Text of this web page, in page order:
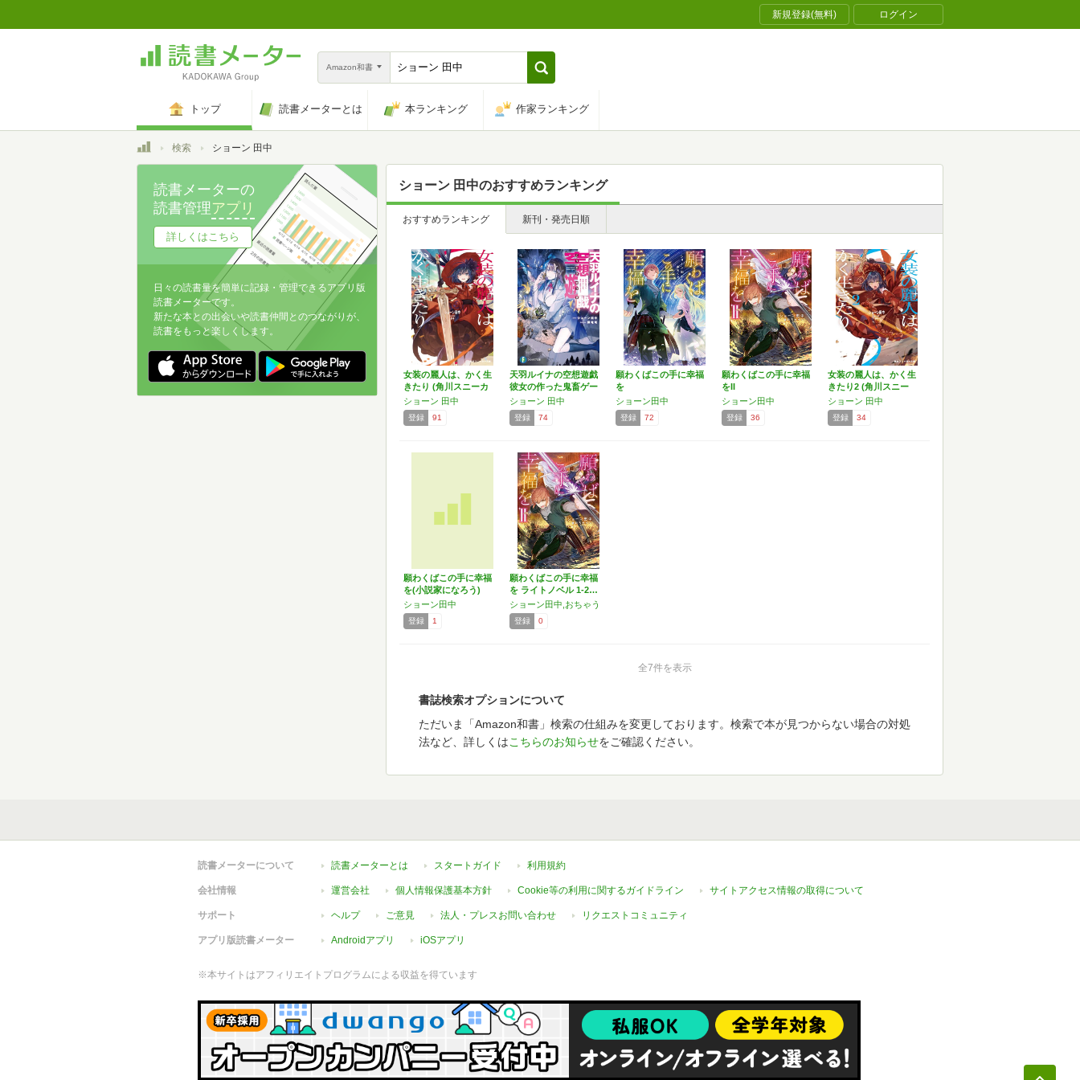
新規登録(無料) ログイン
Amazon和書
トップ 読書メーターとは 本ランキング 作家ランキング
トップ検索 ショーン 田中
ショーン 田中のおすすめランキング
おすすめランキング 新刊・発売日順
女装の麗人は、かく生
きたり (角川スニーカ
ー…
ショーン 田中
登録 91
天羽ルイナの空想遊戯
彼女の作った鬼畜ゲー
ム…
ショーン 田中
登録 74
願わくばこの手に幸福
を
ショーン田中
登録 72
願わくばこの手に幸福
をII
ショーン田中
登録 36
女装の麗人は、かく生
きたり2 (角川スニー
カ…
ショーン 田中
登録 34
願わくばこの手に幸福
を(小説家になろう)
ショーン田中
登録 1
願わくばこの手に幸福
を ライトノベル 1-2…
ショーン田中,おちゃう
登録 0
全7件を表示
書誌検索オプションについて
ただいま「Amazon和書」検索の仕組みを変更しております。検索で本が見つからない場合の対処
法など、詳しくはこちらのお知らせをご確認ください。
読書メーターの
読書管理アプリ
詳しくはこちら
日々の読書量を簡単に記録・管理できるアプリ版
読書メーターです。
新たな本との出会いや読書仲間とのつながりが、
読書をもっと楽しくします。
読書メーターについて 読書メーターとは スタートガイド 利用規約
会社情報 運営会社 個人情報保護基本方針 Cookie等の利用に関するガイドライン サイトアクセス情報の取得について
サポート ヘルプ ご意見 法人・プレスお問い合わせ リクエストコミュニティ
アプリ版読書メーター Androidアプリ iOSアプリ
※本サイトはアフィリエイトプログラムによる収益を得ています